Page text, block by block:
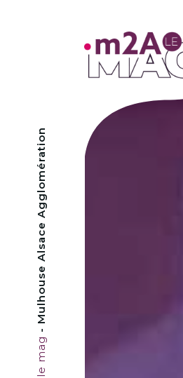
le mag
- Mulhouse Alsace Agglomération